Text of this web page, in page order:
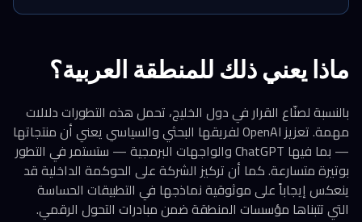
ماذا يعني ذلك للمنطقة العربية؟
بالنسبة لصنّاع القرار في دول الخليج، تحمل هذه التطورات دلالات
مهمة. تعزيز OpenAI لفريقها البحثي والسياسي يعني أن منتجاتها
— بما فيها ChatGPT والواجهات البرمجية — ستستمر في التطور
بوتيرة متسارعة. كما أن تركيز الشركة على الحوكمة الداخلية قد
ينعكس إيجاباً على موثوقية نماذجها في التطبيقات الحساسة
التي تتبناها مؤسسات المنطقة ضمن مبادرات التحول الرقمي.